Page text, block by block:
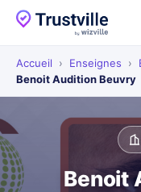
Accueil › Enseignes ›
Benoit Audition Beuvry
Benoit